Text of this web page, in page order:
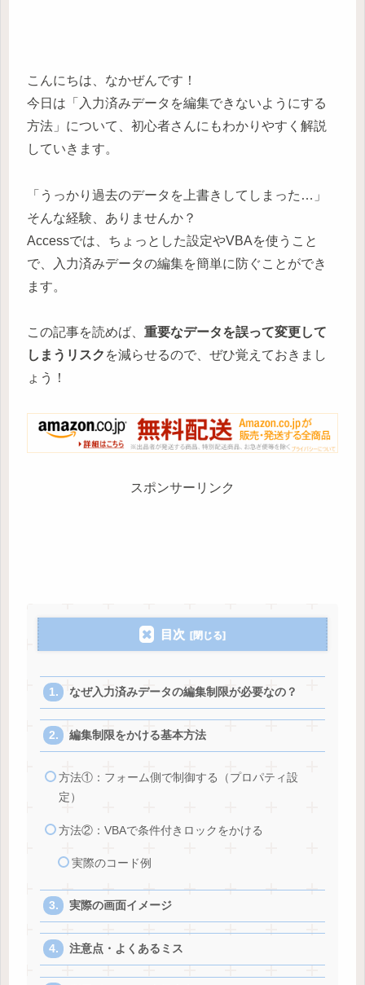
こんにちは、なかぜんです！
今日は「入力済みデータを編集できないようにする
方法」について、初心者さんにもわかりやすく解説
していきます。
「うっかり過去のデータを上書きしてしまった…」
そんな経験、ありませんか？
Accessでは、ちょっとした設定やVBAを使うこと
で、入力済みデータの編集を簡単に防ぐことができ
ます。
この記事を読めば、 重要なデータを誤って変更して
しまうリスク を減らせるので、ぜひ覚えておきまし
ょう！
スポンサーリンク
目次
なぜ入力済みデータの編集制限が必要なの？
編集制限をかける基本方法
方法①：フォーム側で制御する（プロパティ設
定）
方法②：VBAで条件付きロックをかける
実際のコード例
実際の画面イメージ
注意点・よくあるミス